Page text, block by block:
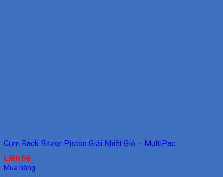
Cụm Rack Bitzer Piston Giải Nhiệt Gió – MultiPac
Liên hệ
Mua hàng